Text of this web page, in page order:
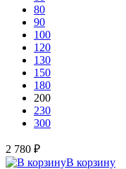
80
90
100
120
130
150
180
200
230
300
2 780 ₽
В корзину